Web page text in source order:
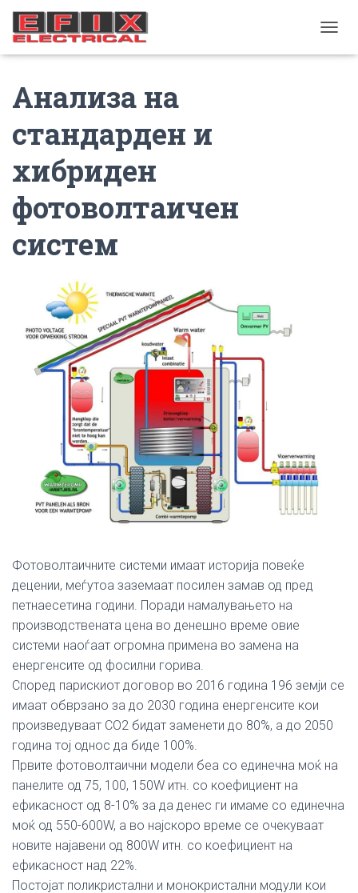
Анализа на
стандарден и
хибриден
фотоволтаичен
систем
Фотоволтаичните системи имаат историја повеќе
децении, меѓутоа заземаат посилен замав од пред
петнаесетина години. Поради намалувањето на
производствената цена во денешно време овие
системи наоѓаат огромна примена во замена на
енергенсите од фосилни горива.
Според парискиот договор во 2016 година 196 земји се
имаат обврзано за до 2030 година енергенсите кои
произведуваат СО2 бидат заменети до 80%, а до 2050
година тој однос да биде 100%.
Првите фотоволтаични модели беа со единечна моќ на
панелите од 75, 100, 150W итн. со коефициент на
ефикасност од 8-10% за да денес ги имаме со единечна
моќ од 550-600W, а во најскоро време се очекуваат
новите најавени од 800W итн. со коефициент на
ефикасност над 22%.
Постојат поликристални и монокристални модули кои